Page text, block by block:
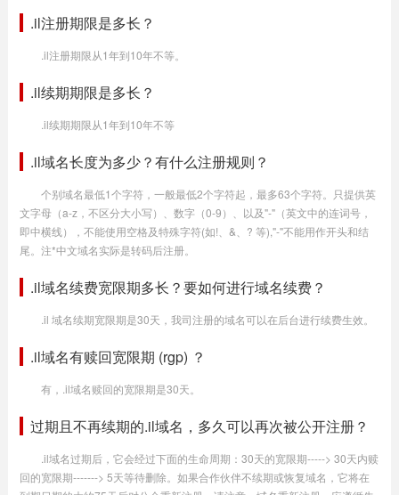
.il注册期限是多长？
.il注册期限从1年到10年不等。
.il续期期限是多长？
.il续期期限从1年到10年不等
.il域名长度为多少？有什么注册规则？
个别域名最低1个字符，一般最低2个字符起，最多63个字符。只提供英
文字母（a-z，不区分大小写）、数字（0-9）、以及"-"（英文中的连词号，
即中横线），不能使用空格及特殊字符(如!、&、? 等),"-"不能用作开头和结
尾。注*中文域名实际是转码后注册。
.il域名续费宽限期多长？要如何进行域名续费？
.il 域名续期宽限期是30天，我司注册的域名可以在后台进行续费生效。
.il域名有赎回宽限期 (rgp) ？
有，.il域名赎回的宽限期是30天。
过期且不再续期的.il域名，多久可以再次被公开注册？
.il域名过期后，它会经过下面的生命周期：30天的宽限期-----> 30天内赎
回的宽限期-------> 5天等待删除。如果合作伙伴不续期或恢复域名，它将在